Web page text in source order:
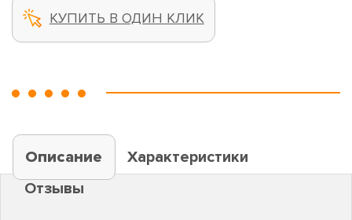
КУПИТЬ В ОДИН КЛИК
Описание
Характеристики
Отзывы